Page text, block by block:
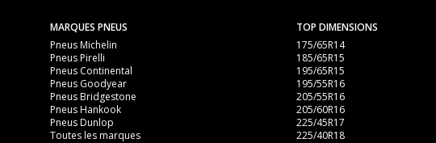
MARQUES PNEUS
Pneus Michelin
Pneus Pirelli
Pneus Continental
Pneus Goodyear
Pneus Bridgestone
Pneus Hankook
Pneus Dunlop
Toutes les marques
TOP DIMENSIONS
175/65R14
185/65R15
195/65R15
195/55R16
205/55R16
205/60R16
225/45R17
225/40R18